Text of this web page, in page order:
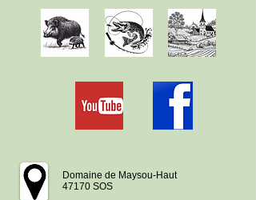
Domaine de Maysou-Haut
47170 SOS